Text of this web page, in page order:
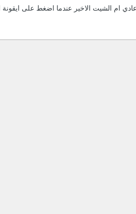
ام الشيت الاخير عندما اضغط على ايقونة